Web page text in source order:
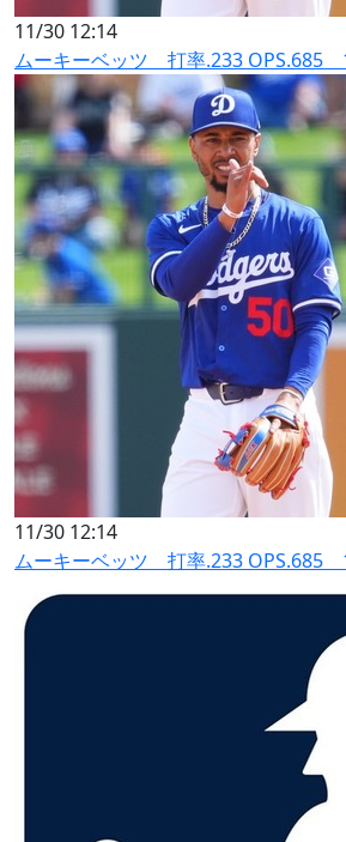
11/30 12:14
ムーキーベッツ 打率.233 OPS.685
11/30 12:14
ムーキーベッツ 打率.233 OPS.685